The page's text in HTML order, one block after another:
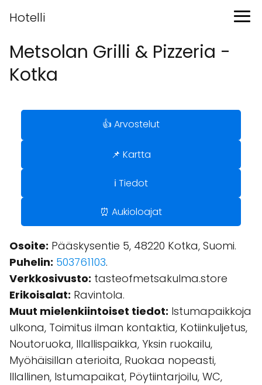
Hotelli
Metsolan Grilli & Pizzeria -
Kotka
👍 Arvostelut
📌 Kartta
ℹ️ Tiedot
⏰ Aukioloajat
Osoite: Pääskysentie 5, 48220 Kotka, Suomi.
Puhelin: 503761103.
Verkkosivusto: tasteofmetsakulma.store
Erikoisalat: Ravintola.
Muut mielenkiintoiset tiedot: Istumapaikkoja
ulkona, Toimitus ilman kontaktia, Kotiinkuljetus,
Noutoruoka, Illallispaikka, Yksin ruokailu,
Myöhäisillan aterioita, Ruokaa nopeasti,
Illallinen, Istumapaikat, Pöytiintarjoilu, WC,